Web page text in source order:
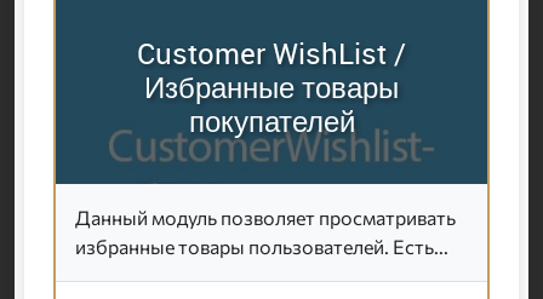
Customer WishList /
Избранные товары
покупателей
Данный модуль позволяет просматривать
избранные товары пользователей. Есть...